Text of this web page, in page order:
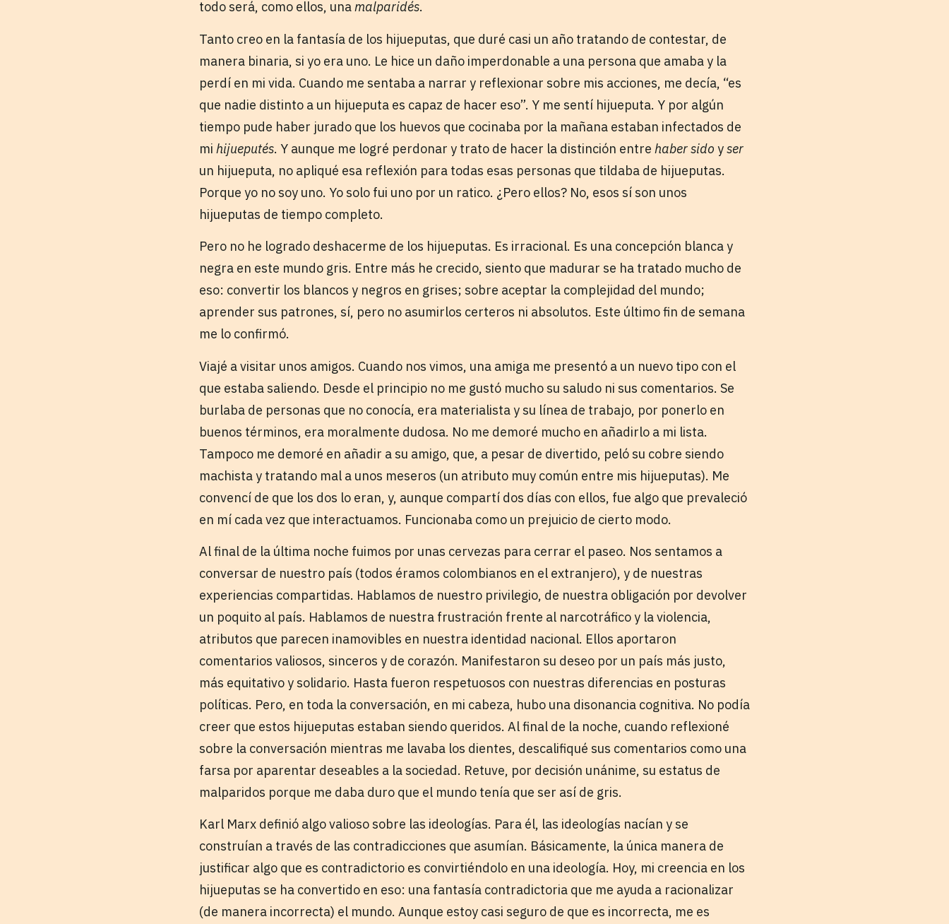
todo será, como ellos, unamalparidés.
Tanto creo en la fantasía de los hijueputas, que duré casi un año tratando de contestar, de
manera binaria, si yo era uno. Le hice un daño imperdonable a una persona que amaba y la
perdí en mi vida. Cuando me sentaba a narrar y reflexionar sobre mis acciones, me decía, “es
que nadie distinto a un hijueputa es capaz de hacer eso”. Y me sentí hijueputa. Y por algún
tiempo pude haber jurado que los huevos que cocinaba por la mañana estaban infectados de
mi hijueputés. Y aunque me logré perdonar y trato de hacer la distinción entre haber sido yser
un hijueputa, no apliqué esa reflexión para todas esas personas que tildaba de hijueputas.
Porque yo no soy uno. Yo solo fui uno por un ratico. ¿Pero ellos? No, esos sí son unos
hijueputas de tiempo completo.
Pero no he logrado deshacerme de los hijueputas. Es irracional. Es una concepción blanca y
negra en este mundo gris. Entre más he crecido, siento que madurar se ha tratado mucho de
eso: convertir los blancos y negros en grises; sobre aceptar la complejidad del mundo;
aprender sus patrones, sí, pero no asumirlos certeros ni absolutos. Este último fin de semana
me lo confirmó.
Viajé a visitar unos amigos. Cuando nos vimos, una amiga me presentó a un nuevo tipo con el
que estaba saliendo. Desde el principio no me gustó mucho su saludo ni sus comentarios. Se
burlaba de personas que no conocía, era materialista y su línea de trabajo, por ponerlo en
buenos términos, era moralmente dudosa. No me demoré mucho en añadirlo a mi lista.
Tampoco me demoré en añadir a su amigo, que, a pesar de divertido, peló su cobre siendo
machista y tratando mal a unos meseros (un atributo muy común entre mis hijueputas). Me
convencí de que los dos lo eran, y, aunque compartí dos días con ellos, fue algo que prevaleció
en mí cada vez que interactuamos. Funcionaba como un prejuicio de cierto modo.
Al final de la última noche fuimos por unas cervezas para cerrar el paseo. Nos sentamos a
conversar de nuestro país (todos éramos colombianos en el extranjero), y de nuestras
experiencias compartidas. Hablamos de nuestro privilegio, de nuestra obligación por devolver
un poquito al país. Hablamos de nuestra frustración frente al narcotráfico y la violencia,
atributos que parecen inamovibles en nuestra identidad nacional. Ellos aportaron
comentarios valiosos, sinceros y de corazón. Manifestaron su deseo por un país más justo,
más equitativo y solidario. Hasta fueron respetuosos con nuestras diferencias en posturas
políticas. Pero, en toda la conversación, en mi cabeza, hubo una disonancia cognitiva. No podía
creer que estos hijueputas estaban siendo queridos. Al final de la noche, cuando reflexioné
sobre la conversación mientras me lavaba los dientes, descalifiqué sus comentarios como una
farsa por aparentar deseables a la sociedad. Retuve, por decisión unánime, su estatus de
malparidos porque me daba duro que el mundo tenía que ser así de gris.
Karl Marx definió algo valioso sobre las ideologías. Para él, las ideologías nacían y se
construían a través de las contradicciones que asumían. Básicamente, la única manera de
justificar algo que es contradictorio es convirtiéndolo en una ideología. Hoy, mi creencia en los
hijueputas se ha convertido en eso: una fantasía contradictoria que me ayuda a racionalizar
(de manera incorrecta) el mundo. Aunque estoy casi seguro de que es incorrecta, me es